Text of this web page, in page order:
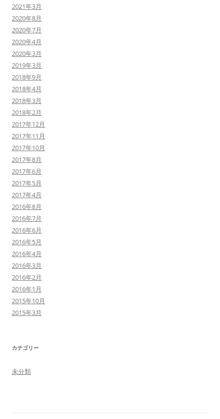
2021年3月
2020年8月
2020年7月
2020年4月
2020年3月
2019年3月
2018年9月
2018年4月
2018年3月
2018年2月
2017年12月
2017年11月
2017年10月
2017年8月
2017年6月
2017年5月
2017年4月
2016年8月
2016年7月
2016年6月
2016年5月
2016年4月
2016年3月
2016年2月
2016年1月
2015年10月
2015年3月
カテゴリー
未分類